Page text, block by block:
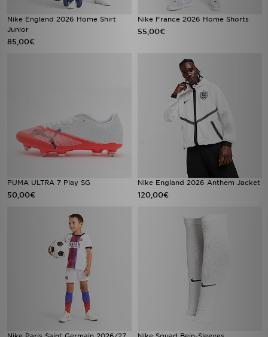
Nike England 2026 Home Shirt
Junior
85,00€
Nike France 2026 Home Shorts
55,00€
PUMA ULTRA 7 Play SG
50,00€
Nike England 2026 Anthem Jacket
120,00€